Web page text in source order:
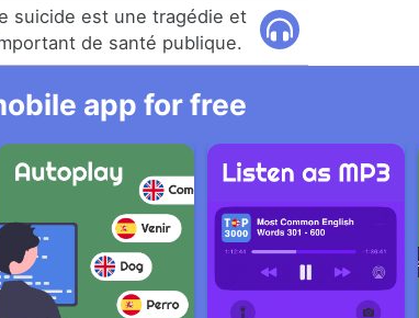
suicide est une tragédie et
de santé publique.
app for free